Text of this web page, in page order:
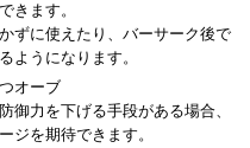
きます。
ずに使えたり、バーサーク後で
ようになります。
オーブ
御力を下げる手段がある場合、
ジを期待できます。